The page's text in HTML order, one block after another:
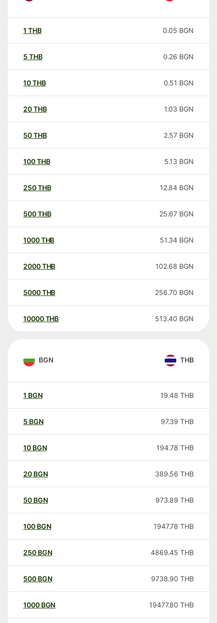
1 THB 0.05 BGN
5 THB 0.26 BGN
10THB 0.51 BGN
20THB 1.03 BGN
50THB 2.57 BGN
100THB 5.13 BGN
250THB 12.84 BGN
500THB 25.67 BGN
1000THB 51.34 BGN
2000THB 102.68 BGN
5000THB 256.70 BGN
10000 THB 513.40 BGN
BGN THB
1 BGN 19.48 THB
5 BGN 97.39 THB
10 BGN 194.78 THB
20 BGN 389.56 THB
50 BGN 973.89 THB
100 BGN 1947.78 THB
250 BGN 4869.45 THB
500 BGN 9738.90 THB
1000 BGN 19477.80 THB